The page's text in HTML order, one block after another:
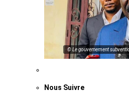
© Le gouvernement
Nous Suivre